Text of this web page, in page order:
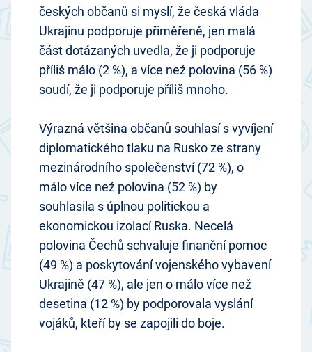
českých občanů si myslí, že česká vláda
Ukrajinu podporuje přiměřeně, jen malá
část dotázaných uvedla, že ji podporuje
příliš málo (2 %), a více než polovina (56 %)
soudí, že ji podporuje příliš mnoho.
Výrazná většina občanů souhlasí s vyvíjení
diplomatického tlaku na Rusko ze strany
mezinárodního společenství (72 %), o
málo více než polovina (52 %) by
souhlasila s úplnou politickou a
ekonomickou izolací Ruska. Necelá
polovina Čechů schvaluje finanční pomoc
(49 %) a poskytování vojenského vybavení
Ukrajině (47 %), ale jen o málo více než
desetina (12 %) by podporovala vyslání
vojáků, kteří by se zapojili do boje.